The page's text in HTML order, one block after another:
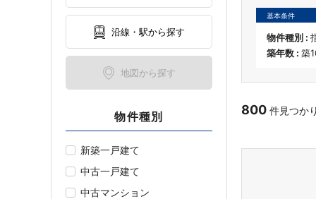
沿線・駅から探す
地図から探す
物件種別
新築一戸建て
中古一戸建て
中古マンション
基本条件
物件種別 :
築年数 : 築
800 件見つか